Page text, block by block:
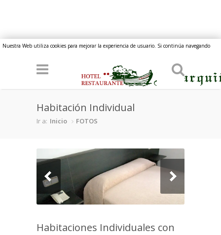
Pasar al contenido principal
Nuestra Web utiliza cookies para mejorar la experiencia de usuario. Si continúa navegando
Habitación Individual
Ir a: Inicio FOTOS
Habitaciones Individuales con